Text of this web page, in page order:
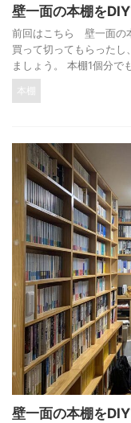
壁一面の本棚を
前回はこちら 壁一面の
買って切ってもらった
ましょう。 本棚1個分で
本棚
壁一面の本棚を